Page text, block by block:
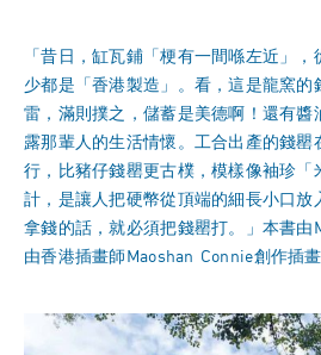
「昔日，缸瓦鋪「梗有一間喺左近」
少都是「香港製造」。看，這是龍窯的
雷，滿則撲之，儲蓄是美德啊！還有
露那輩人的生活情懷。工合出產的錢罌
行，比豬仔錢罌更古樸，模樣像袖珍「
計，是讓人把硬幣從頂端的細長小口放
拿錢的話，就必須把錢罌打。」本書由
由香港插畫師Maoshan Connie創作插畫